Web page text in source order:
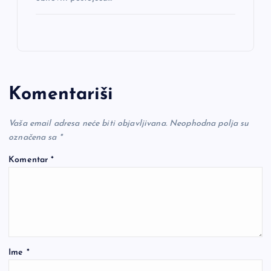
Komentariši
Vaša email adresa neće biti objavljivana. Neophodna polja su
označena sa *
Komentar*
Ime *